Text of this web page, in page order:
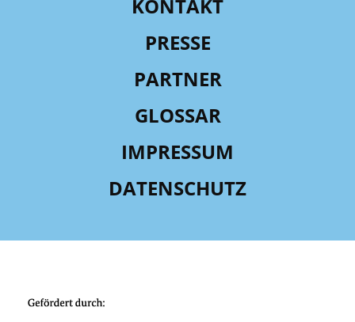
KONTAKT
PRESSE
PARTNER
GLOSSAR
IMPRESSUM
DATENSCHUTZ